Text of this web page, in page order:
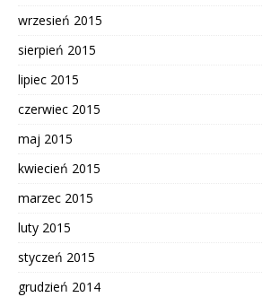
wrzesień 2015
sierpień 2015
lipiec 2015
czerwiec 2015
maj 2015
kwiecień 2015
marzec 2015
luty 2015
styczeń 2015
grudzień 2014